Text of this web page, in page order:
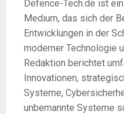
Defence-Tech.de ist
Medium, das sich der
Entwicklungen in der
moderner Technologie
Redaktion berichtet
Innovationen,
Systeme,
unbemannte Systeme